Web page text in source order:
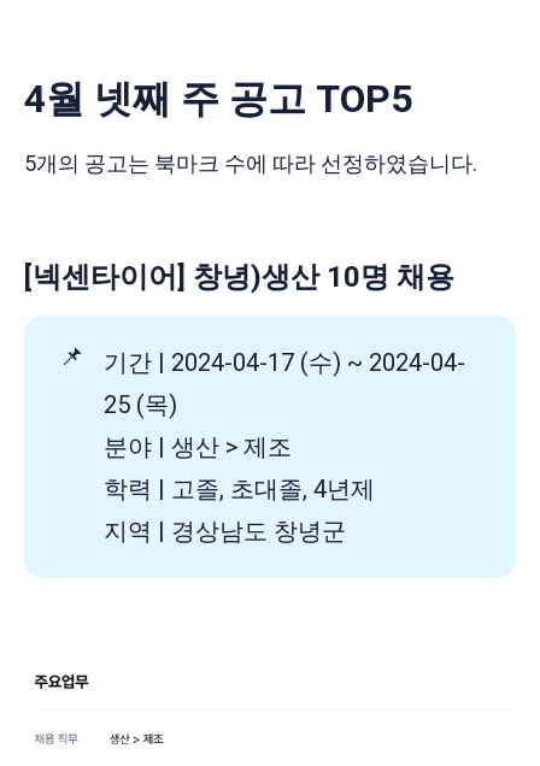
4월 넷째 주 공고 TOP5
5개의 공고는 북마크 수에 따라 선정하였습니다.
[넥센타이어] 창녕)생산 10명 채용
📌
기간 | 2024-04-17 (수) ~ 2024-04-
25 (목)
분야 | 생산 > 제조
학력 | 고졸, 초대졸, 4년제
지역 | 경상남도 창녕군